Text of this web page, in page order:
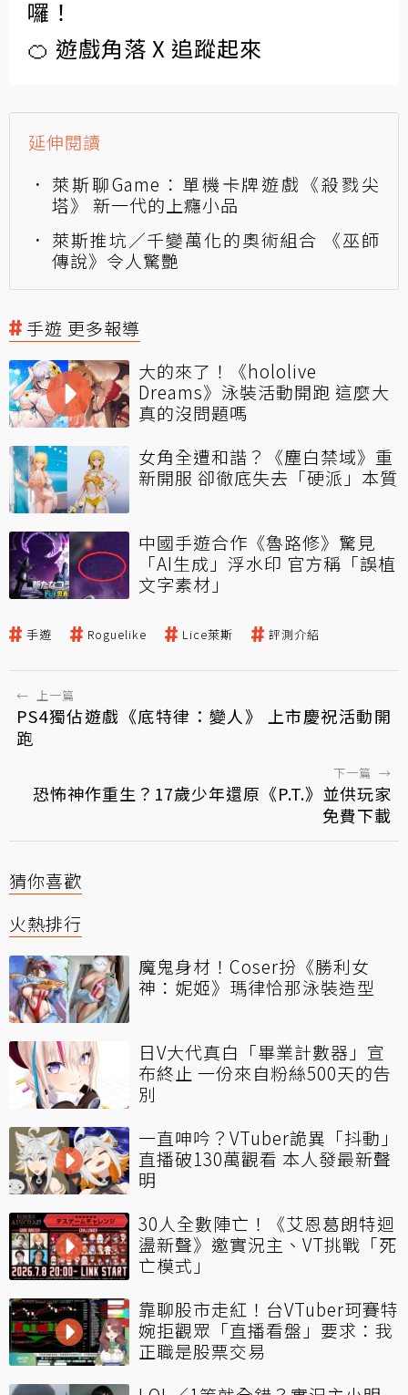
囉！
🍊 遊戲角落 X 追蹤起來
延伸閱讀
萊斯聊Game：單機卡牌遊戲《殺戮尖
塔》 新一代的上癮小品
萊斯推坑／千變萬化的奧術組合 《巫師
傳說》令人驚艷
手遊 更多報導
大的來了！《hololive
Dreams》泳裝活動開跑 這麼大
真的沒問題嗎
女角全遭和諧？《塵白禁域》重
新開服 卻徹底失去「硬派」本質
中國手遊合作《魯路修》驚見
「AI生成」浮水印 官方稱「誤植
文字素材」
手遊 Roguelike Lice萊斯 評測介紹
← 上一篇
PS4獨佔遊戲《底特律：變人》 上市慶祝活動開
跑
下一篇 →
恐怖神作重生？17歲少年還原《P.T.》並供玩家
免費下載
猜你喜歡
火熱排行
魔鬼身材！Coser扮《勝利女
神：妮姬》瑪律恰那泳裝造型
日V大代真白「畢業計數器」宣
布終止 一份來自粉絲500天的告
別
一直呻吟？VTuber詭異「抖動」
直播破130萬觀看 本人發最新聲
明
30人全數陣亡！《艾恩葛朗特迴
盪新聲》邀實況主、VT挑戰「死
亡模式」
靠聊股市走紅！台VTuber珂賽特
婉拒觀眾「直播看盤」要求：我
正職是股票交易